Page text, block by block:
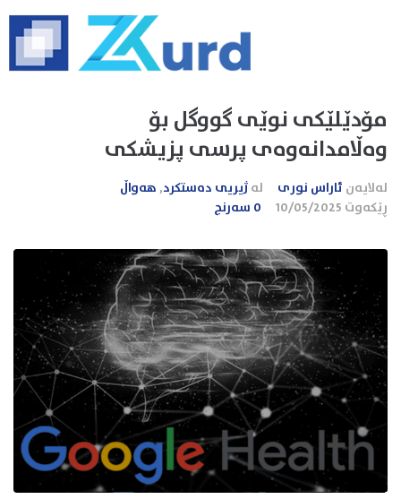
مۆدێلێکی نوێی گووگل بۆ
وەڵامدانەوەی پرسی پزیشکی
لەلایەن ئاراس نوری لەژیریی دەستکرد,هەواڵ
ڕێکەوت 10/05/2025 0 سەرنج